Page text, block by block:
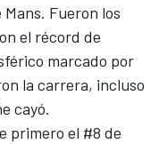
Fueron los
el récord de
marcado por
la carrera, incluso
cayó.
primero el #8 de